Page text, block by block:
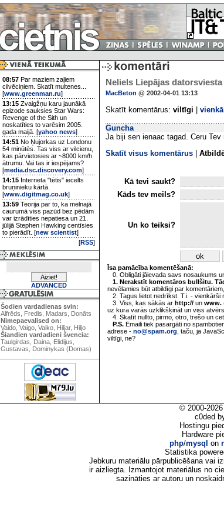
08:57 Par maziem zaļiem
cilvēciņiem. Skatīt multenes...
[www.greenman.ru]
13:15 Zvaigžņu karu jaunākā
epizode sauksies Star Wars:
Revenge of the Sith un
noskatīties to varēsim 2005.
gada maijā. [yahoo news]
14:51 No Ņujorkas uz Londonu
54 minūtēs. Tas viss ar vilcienu,
kas pārvietosies ar ~8000 km/h
ātrumu. Vai tas ir iespējams?
[media.dsc.discovery.com]
14:15 Interneta "tētis" iecelts
bruņinieku kārtā.
[www.digitmag.co.uk]
13:59 Teorija par to, ka melnajā
caurumā viss pazūd bez pēdām
var izrādīties nepatiesa un 21.
jūlijā Stephen Hawking centīsies
to pierādīt. [new scientist]
[RSS]
ADVANCED
Šodien vardadienas svin:
Alfrēds, Fredis, Madars, Donāts
Nimepaevalised on:
Vaido, Vaigo, Vaiko, Hiljar, Hiljo
Šiandien vardadieni švencia:
Taulgirdas, Daina, Elidijus,
Gustavas, Dominykas (Domas)
Neliels Liepājas
MacBeton @ 2002-04-01 13:13
Skatīt komentārus: viltīgi
Guncha
Ja biji sen ienaac tagad. Ceru Tev
Skatīt visus komentārus
Kā tevi saukt?
Kāds tev meils?
Un ko teiksi?
Īsa pamācība komentēšanā:
0. Obligāti jāievada savs nosaukums
1. Nerakstīt komentāros bullšitu.
nevēlamies būt atbildīgi par
2. Tagus lietot nedrīkst. T.i. - vienkārši
3. Viss, kas sākās ar http:// un www.
uz kura varās uzklikšķināt un viss
4. Skatīt nullto, pirmo, otro, trešo un
P.S. Emaili tiek pasargāti no
adrese - no@spam.org , taču, ja
viltīgi, ne?
© 2000-2026
c0ded
Hostingu
Hardware
php/mysql on
Statistika
Jebkuru materiālu pārpublicēšana vai
ir aizliegta. Izmantojot materiālus no
sazināties ar autoru un